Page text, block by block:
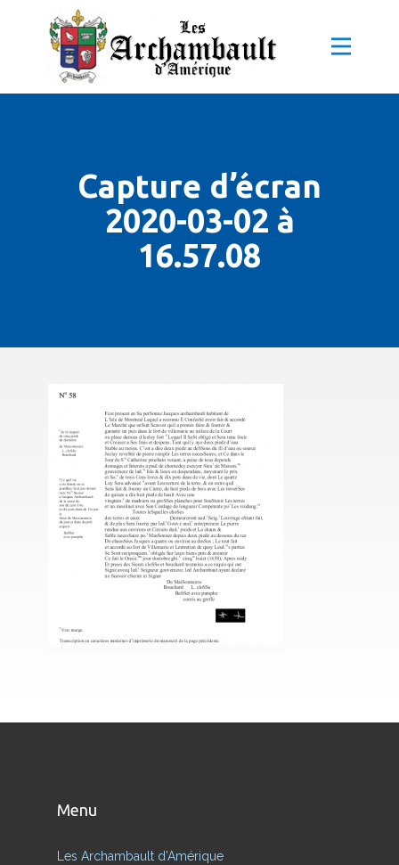
Capture d’écran
2020-03-02 à
16.57.08
Menu
Les Archambault d’Amérique